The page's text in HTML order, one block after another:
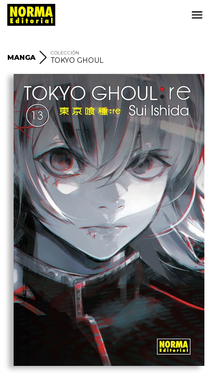
MANGA
COLECCIÓN
TOKYO GHOUL